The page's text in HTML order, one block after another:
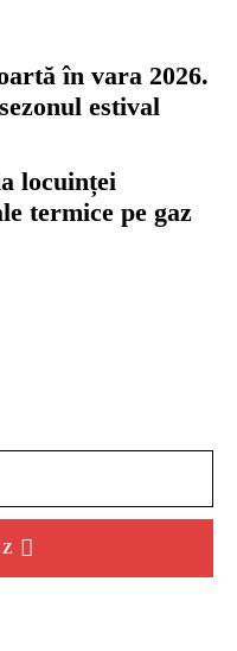
în vara 2026.
estival
locuinței
termice pe gaz